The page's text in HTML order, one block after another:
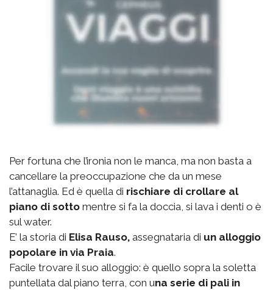
Per fortuna che l’ironia non le manca, ma non basta a
cancellare la preoccupazione che da un mese
l’attanaglia. Ed è quella di rischiare di crollare al
piano di sotto mentre si fa la doccia, si lava i denti o è
sul water.
E’ la storia di Elisa Rauso, assegnataria di un alloggio
popolare in via Praia.
Facile trovare il suo alloggio: è quello sopra la soletta
puntellata dal piano terra, con una serie di pali in